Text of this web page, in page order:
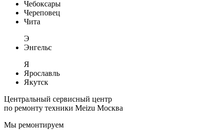
Чебоксары
Череповец
Чита
Э
Энгельс
Я
Ярославль
Якутск
Центральный сервисный центр
по ремонту техники Meizu Москва
Мы ремонтируем